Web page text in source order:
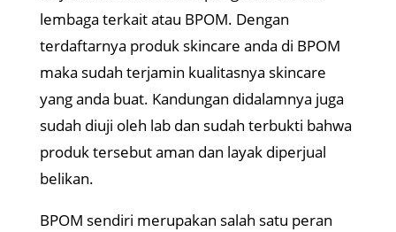
lembaga terkait atau BPOM. Dengan
terdaftarnya produk skincare anda di BPOM
maka sudah terjamin kualitasnya skincare
yang anda buat. Kandungan didalamnya juga
sudah diuji oleh lab dan sudah terbukti bahwa
produk tersebut aman dan layak diperjual
belikan.
BPOM sendiri merupakan salah satu peran